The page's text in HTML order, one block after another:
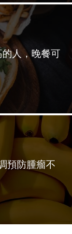
人，晚餐可
預防腫瘤不